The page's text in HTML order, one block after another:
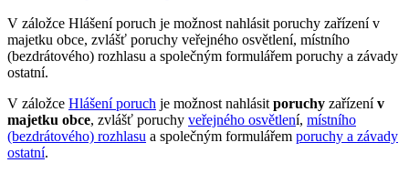
V záložce Hlášení poruch je možnost nahlásit poruchy zařízení v
majetku obce, zvlášť poruchy veřejného osvětlení, místního
(bezdrátového) rozhlasu a společným formulářem poruchy a závady
ostatní.
V záložce Hlášení poruch je možnost nahlásit poruchy zařízenív
majetku obce, zvlášť poruchy veřejného osvětlení, místního
(bezdrátového) rozhlasu a společným formulářem poruchy a závady
ostatní.